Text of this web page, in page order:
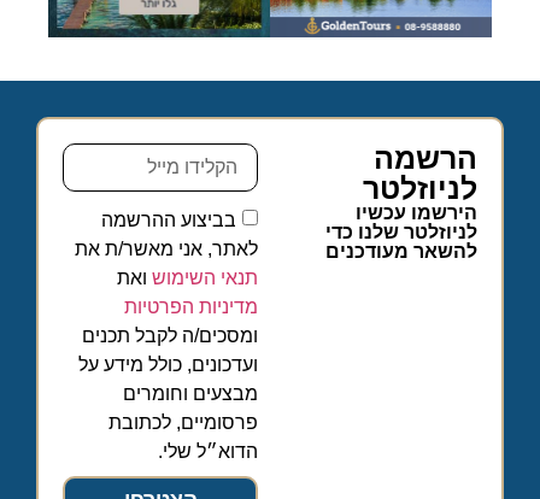
הרשמה
לניוזלטר
הירשמו עכשיו
לניוזלטר שלנו כדי
להשאר מעודכנים
בביצוע ההרשמה
לאתר, אני מאשר/ת את
תנאי השימוש ואת
מדיניות הפרטיות
ומסכים/ה לקבל תכנים
ועדכונים, כולל מידע על
מבצעים וחומרים
פרסומיים, לכתובת
הדוא״ל שלי.